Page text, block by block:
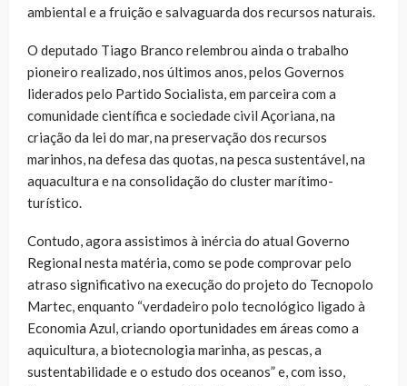
ambiental e a fruição e salvaguarda dos recursos naturais.
O deputado Tiago Branco relembrou ainda o trabalho
pioneiro realizado, nos últimos anos, pelos Governos
liderados pelo Partido Socialista, em parceira com a
comunidade científica e sociedade civil Açoriana, na
criação da lei do mar, na preservação dos recursos
marinhos, na defesa das quotas, na pesca sustentável, na
aquacultura e na consolidação do cluster marítimo-
turístico.
Contudo, agora assistimos à inércia do atual Governo
Regional nesta matéria, como se pode comprovar pelo
atraso significativo na execução do projeto do Tecnopolo
Martec, enquanto “verdadeiro polo tecnológico ligado à
Economia Azul, criando oportunidades em áreas como a
aquicultura, a biotecnologia marinha, as pescas, a
sustentabilidade e o estudo dos oceanos” e, com isso,